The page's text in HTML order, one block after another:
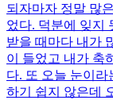
되자마자 정말 많
었다. 덕분에 잊지
받을 때마다 내가
이 들었고 내가 축
다. 또 오늘 눈이
하기 쉽지 않은데